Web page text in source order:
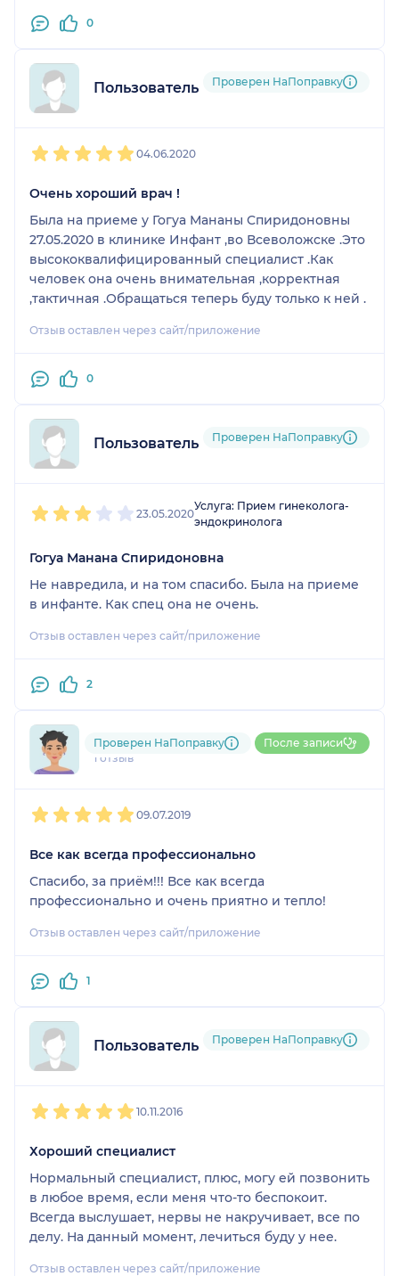
0
Пользователь НаПоправку
Проверен НаПоправку
04.06.2020
Очень хороший врач !
Была на приеме у Гогуа Мананы Спиридоновны
27.05.2020 в клинике Инфант ,во Всеволожске .Это
высококвалифицированный специалист .Как
человек она очень внимательная ,корректная
,тактичная .Обращаться теперь буду только к ней .
Отзыв оставлен через сайт/приложение
0
Пользователь НаПоправку
Проверен НаПоправку
23.05.2020
Услуга: Прием гинеколога-
эндокринолога
Гогуа Манана Спиридоновна
Не навредила, и на том спасибо. Была на приеме
в инфанте. Как спец она не очень.
Отзыв оставлен через сайт/приложение
2
Марина
1 отзыв
Проверен НаПоправку После записи
09.07.2019
Все как всегда профессионально
Спасибо, за приём!!! Все как всегда
профессионально и очень приятно и тепло!
Отзыв оставлен через сайт/приложение
1
Пользователь НаПоправку
Проверен НаПоправку
10.11.2016
Хороший специалист
Нормальный специалист, плюс, могу ей позвонить
в любое время, если меня что-то беспокоит.
Всегда выслушает, нервы не накручивает, все по
делу. На данный момент, лечиться буду у нее.
Отзыв оставлен через сайт/приложение